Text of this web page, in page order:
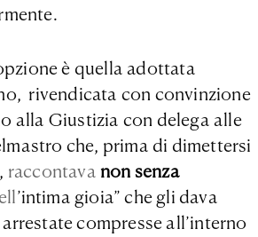
è quella adottata
rivendicata con convinzione
alla Giustizia con delega alle
che, prima di dimettersi
raccontavanon senza
’intima gioia” che gli dava
compresse all’interno